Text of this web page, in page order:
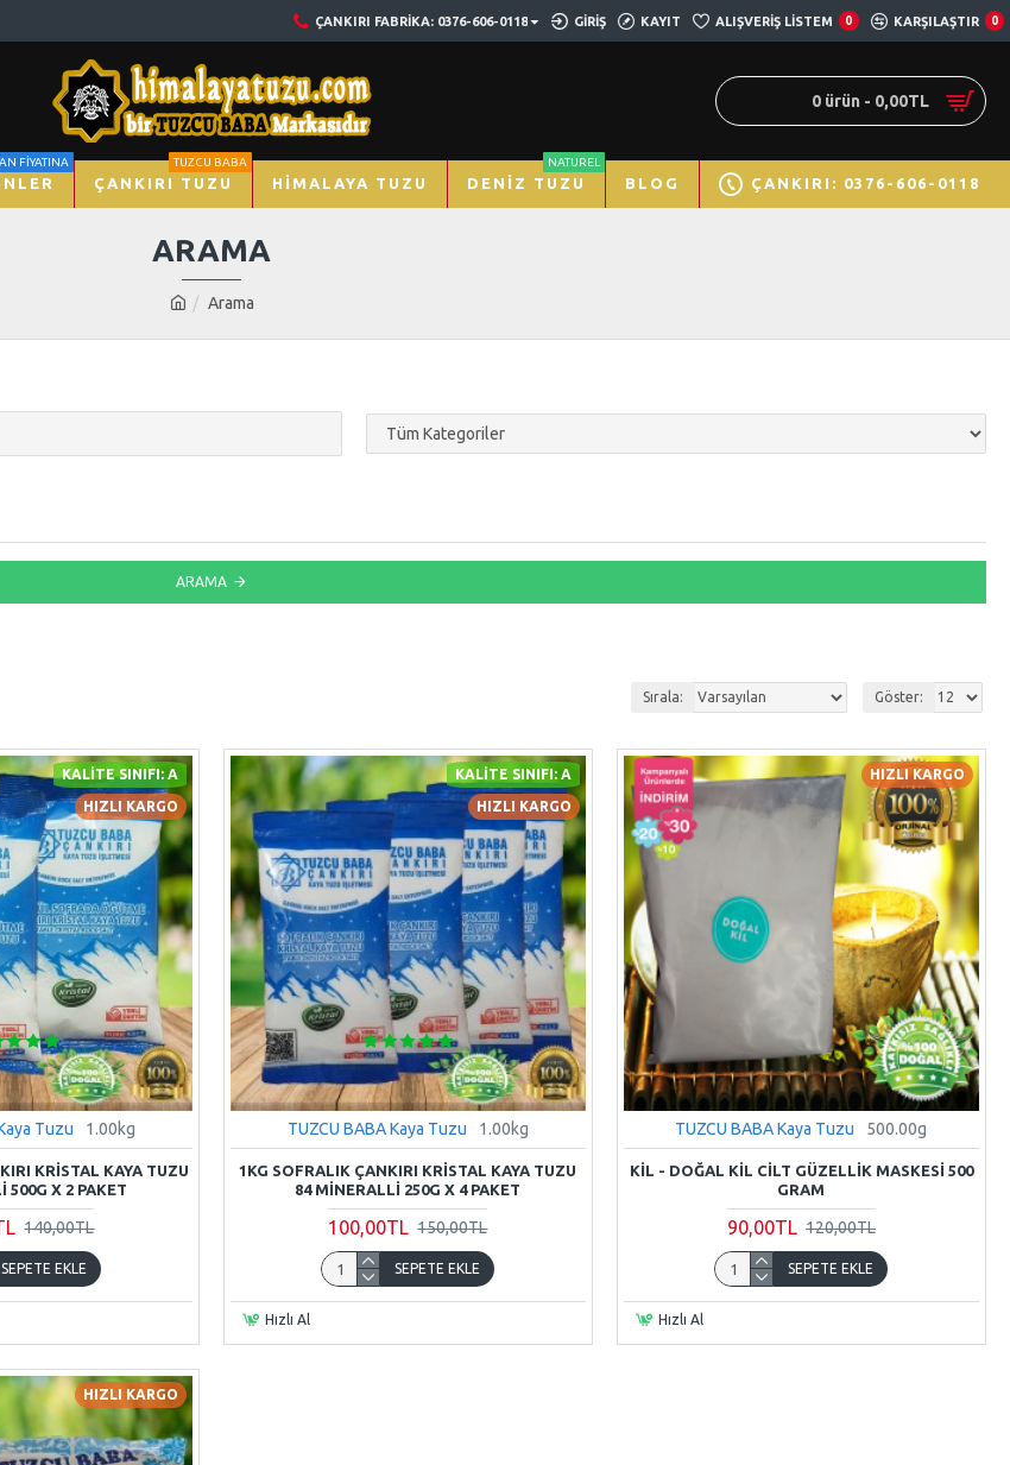
ÇANKIRI FABRIKA: 0376-606-0118 GIRIŞ KAYIT ALIŞVERIŞ LISTEM 0 KARŞILAŞTIR 0
0 ürün - 0,00TL
FİYATINA
ÇANKIRI TUZU
TUZCU BABA
HIMALAYA TUZU DENIZ TUZU
NATUREL
BLOG ÇANKIRI: 0376-606-0118
Arama
ARAMA
ARAMA
Sırala: Göster:
HIZLI KARGO
KALITE SINIFI: A
Tuzu 1.00kg
KRISTAL KAYA TUZU
500G X 2 PAKET
140,00TL
SEPETE EKLE
HIZLI KARGO
KALITE SINIFI: A
TUZCU BABA Kaya Tuzu 1.00kg
1KG SOFRALIK ÇANKIRI KRISTAL KAYA TUZU
84 MINERALLI 250G X 4 PAKET
100,00TL 150,00TL
SEPETE EKLE
Hızlı Al
HIZLI KARGO
TUZCU BABA Kaya Tuzu 500.00g
KIL - DOĞAL KIL CILT GÜZELLIK MASKESI 500
GRAM
90,00TL 120,00TL
SEPETE EKLE
Hızlı Al
HIZLI KARGO